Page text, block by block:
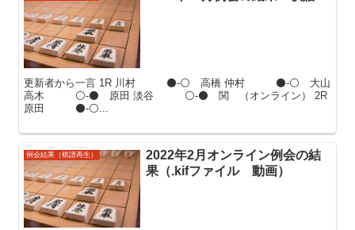
更新者から一言 1R 川村 ⚫-⚪ 高橋 仲村 ⚫-⚪ 大山
高木 ⚪-⚫ 原田 淡谷 ⚪-⚫ 関 （オンライン） 2R
原田 ⚫-⚪...
例会結果（棋譜再生）
2022年2月オンライン例会の結
果（.kifファイル 動画）